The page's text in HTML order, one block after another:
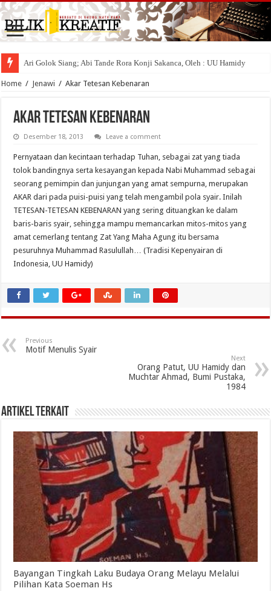
Ari Golok Siang; Abi Tande Rora Konji Sakanca, Oleh : UU Hamidy
Home / Jenawi / Akar Tetesan Kebenaran
Akar Tetesan Kebenaran
Desember 18, 2013 Leave a comment
Pernyataan dan kecintaan terhadap Tuhan, sebagai zat yang tiada
tolok bandingnya serta kesayangan kepada Nabi Muhammad sebagai
seorang pemimpin dan junjungan yang amat sempurna, merupakan
AKAR dari pada puisi-puisi yang telah mengambil pola syair. Inilah
TETESAN-TETESAN KEBENARAN yang sering dituangkan ke dalam
baris-baris syair, sehingga mampu memancarkan mitos-mitos yang
amat cemerlang tentang Zat Yang Maha Agung itu bersama
pesuruhnya Muhammad Rasulullah… (Tradisi Kepenyairan di
Indonesia, UU Hamidy)
Previous
Motif Menulis Syair
Next
Orang Patut, UU Hamidy dan
Muchtar Ahmad, Bumi Pustaka,
1984
Artikel Terkait
Bayangan Tingkah Laku Budaya Orang Melayu Melalui
Pilihan Kata Soeman Hs